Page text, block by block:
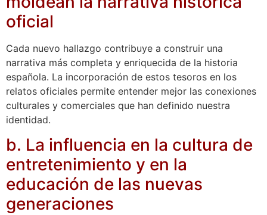
oficial
Cada nuevo hallazgo contribuye a construir una
narrativa más completa y enriquecida de la historia
española. La incorporación de estos tesoros en los
relatos oficiales permite entender mejor las conexiones
culturales y comerciales que han definido nuestra
identidad.
b. La influencia en la cultura de
entretenimiento y en la
educación de las nuevas
generaciones